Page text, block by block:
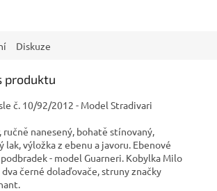
Diskuze
produktu
č. 10/92/2012 - Model Stradivari
ručně nanesený, bohatě stínovaný,
výložka z ebenu a javoru. Ebenové
- model Guarneri. Kobylka Milo
černé dolaďovače, struny značky